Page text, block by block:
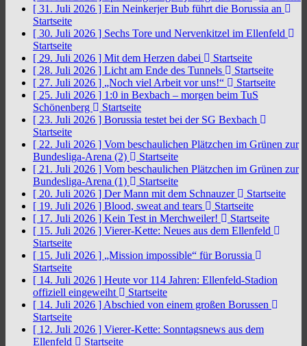
[ 31. Juli 2026 ] Ein Neinkerjer Bub führt die Borussia an
Startseite
[ 30. Juli 2026 ] Sechs Tore und Nervenkitzel im Ellenfeld
Startseite
[ 29. Juli 2026 ] Mit dem Herzen dabei
Startseite
[ 28. Juli 2026 ] Licht am Ende des Tunnels
Startseite
[ 27. Juli 2026 ] „Noch viel Arbeit vor uns!“
Startseite
[ 25. Juli 2026 ] 1:0 in Bexbach – morgen beim TuS
Schönenberg
Startseite
[ 23. Juli 2026 ] Borussia testet bei der SG Bexbach
Startseite
[ 22. Juli 2026 ] Vom beschaulichen Plätzchen im Grünen zur
Bundesliga-Arena (2)
Startseite
[ 21. Juli 2026 ] Vom beschaulichen Plätzchen im Grünen zur
Bundesliga-Arena (1)
Startseite
[ 20. Juli 2026 ] Der Mann mit dem Schnauzer
Startseite
[ 19. Juli 2026 ] Blood, sweat and tears
Startseite
[ 17. Juli 2026 ] Kein Test in Merchweiler!
Startseite
[ 15. Juli 2026 ] Vierer-Kette: Neues aus dem Ellenfeld
Startseite
[ 15. Juli 2026 ] „Mission impossible“ für Borussia
Startseite
[ 14. Juli 2026 ] Heute vor 114 Jahren: Ellenfeld-Stadion
offiziell eingeweiht
Startseite
[ 14. Juli 2026 ] Abschied von einem großen Borussen
Startseite
[ 12. Juli 2026 ] Vierer-Kette: Sonntagsnews aus dem
Ellenfeld
Startseite